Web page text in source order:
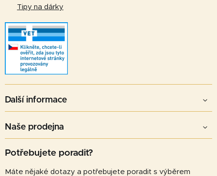
Tipy na dárky
Další informace
Naše prodejna
Potřebujete poradit?
Máte nějaké dotazy a potřebujete poradit s výběrem